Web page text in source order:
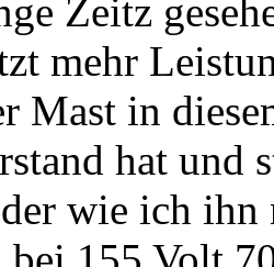
Zeitz
mehr
Mast in
hat und
wie ich ihn